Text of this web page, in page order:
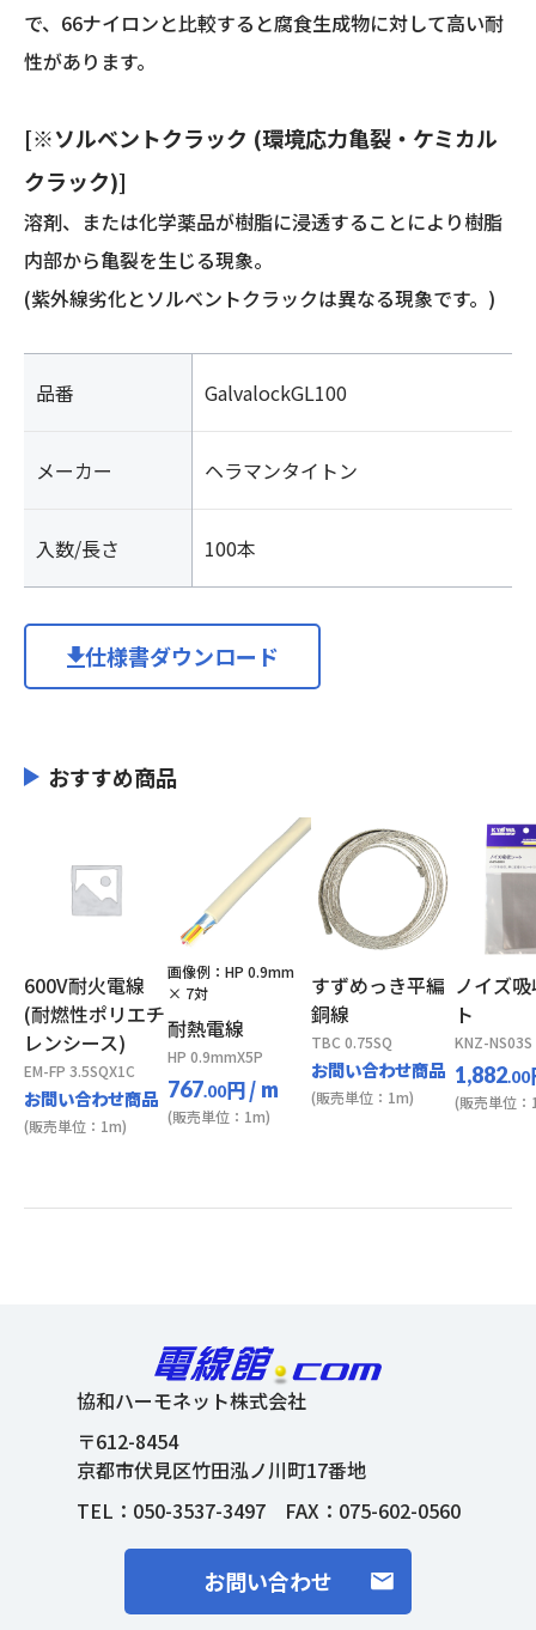
で、66ナイロンと比較すると腐食生成物に対して高い耐
性があります。
[※ソルベントクラック (環境応力亀裂・ケミカル
クラック)]
溶剤、または化学薬品が樹脂に浸透することにより樹脂
内部から亀裂を生じる現象。
(紫外線劣化とソルベントクラックは異なる現象です。)
品番 GalvalockGL100
メーカー ヘラマンタイトン
入数/長さ 100本
仕様書ダウンロード
おすすめ商品
600V耐火電線
(耐燃性ポリエチ
レンシース)
EM-FP 3.5SQX1C
お問い合わせ商品
(販売単位：1m)
画像例：HP 0.9mm
× 7対
耐熱電線
HP 0.9mmX5P
767.00円/ m
(販売単位：1m)
すずめっき平編
銅線
TBC 0.75SQ
お問い合わせ商品
(販売単位：1m)
ノイズ
ト
KNZ-NS03S
1,882.00
(販売単位：
協和ハーモネット株式会社
〒612-8454
京都市伏見区竹田泓ノ川町17番地
TEL： 050-3537-3497FAX：075-602-0560
お問い合わせ